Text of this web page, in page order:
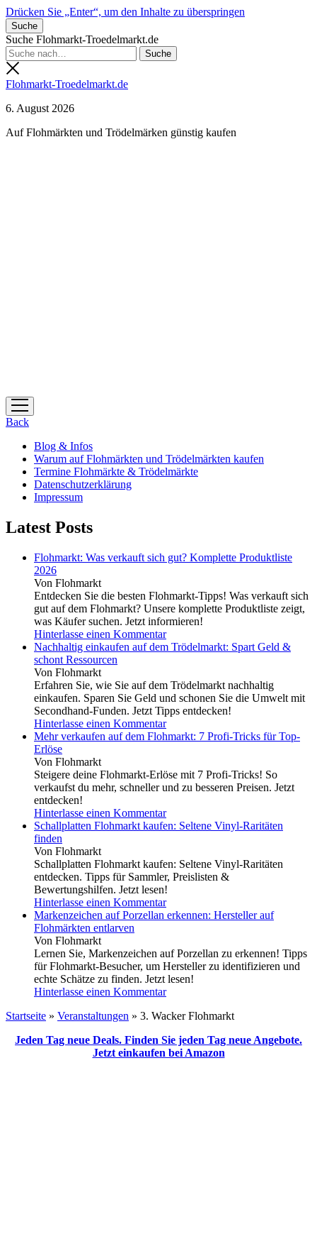
Drücken Sie „Enter“, um den Inhalte zu überspringen
Suche
Suche Flohmarkt-Troedelmarkt.de
Flohmarkt-Troedelmarkt.de
6. August 2026
Auf Flohmärkten und Trödelmärken günstig kaufen
Menü
öffnen
Back
Blog & Infos
Warum auf Flohmärkten und Trödelmärkten kaufen
Termine Flohmärkte & Trödelmärkte
Datenschutzerklärung
Impressum
Latest Posts
Flohmarkt: Was verkauft sich gut? Komplette Produktliste
2026
Von Flohmarkt
Entdecken Sie die besten Flohmarkt-Tipps! Was verkauft sich
gut auf dem Flohmarkt? Unsere komplette Produktliste zeigt,
was Käufer suchen. Jetzt informieren!
Hinterlasse einen Kommentar
Nachhaltig einkaufen auf dem Trödelmarkt: Spart Geld &
schont Ressourcen
Von Flohmarkt
Erfahren Sie, wie Sie auf dem Trödelmarkt nachhaltig
einkaufen. Sparen Sie Geld und schonen Sie die Umwelt mit
Secondhand-Funden. Jetzt Tipps entdecken!
Hinterlasse einen Kommentar
Mehr verkaufen auf dem Flohmarkt: 7 Profi-Tricks für Top-
Erlöse
Von Flohmarkt
Steigere deine Flohmarkt-Erlöse mit 7 Profi-Tricks! So
verkaufst du mehr, schneller und zu besseren Preisen. Jetzt
entdecken!
Hinterlasse einen Kommentar
Schallplatten Flohmarkt kaufen: Seltene Vinyl-Raritäten
finden
Von Flohmarkt
Schallplatten Flohmarkt kaufen: Seltene Vinyl-Raritäten
entdecken. Tipps für Sammler, Preislisten &
Bewertungshilfen. Jetzt lesen!
Hinterlasse einen Kommentar
Markenzeichen auf Porzellan erkennen: Hersteller auf
Flohmärkten entlarven
Von Flohmarkt
Lernen Sie, Markenzeichen auf Porzellan zu erkennen! Tipps
für Flohmarkt-Besucher, um Hersteller zu identifizieren und
echte Schätze zu finden. Jetzt lesen!
Hinterlasse einen Kommentar
Startseite » Veranstaltungen » 3. Wacker Flohmarkt
Jeden Tag neue Deals. Finden Sie jeden Tag neue Angebote.
Jetzt einkaufen bei Amazon